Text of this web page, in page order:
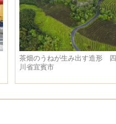
茶畑のうねが生み出す造形 四
川省宜賓市